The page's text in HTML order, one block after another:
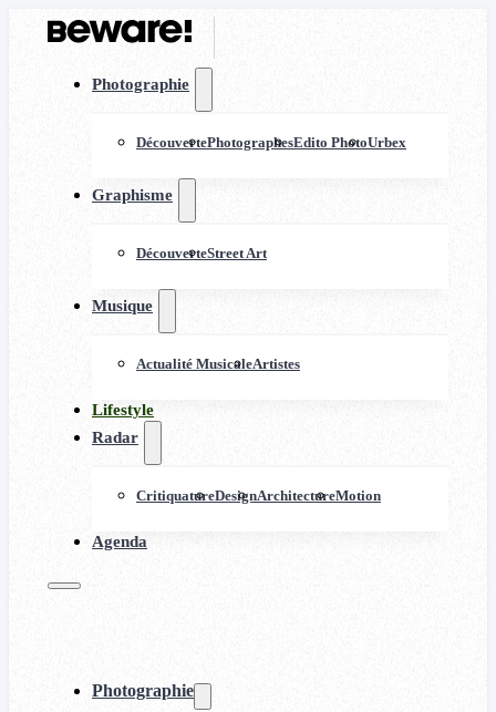
Photographie
DécouvertePhotographesEdito PhotoUrbex
Graphisme
DécouverteStreet Art
Musique
Actualité MusicaleArtistes
Lifestyle
Radar
CritiquatureDesignArchitectureMotion
Agenda
Photographie